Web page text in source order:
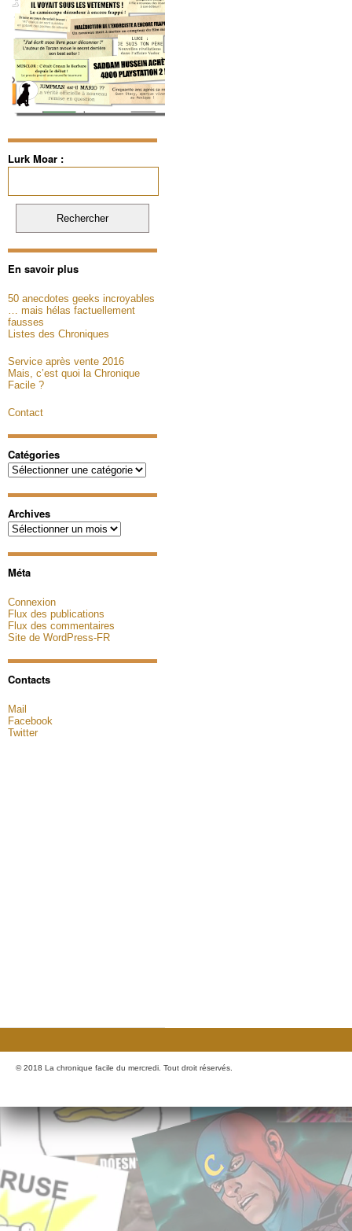
Lurk Moar :
En savoir plus
50 anecdotes geeks incroyables
… mais hélas factuellement
fausses
Listes des Chroniques
Service après vente 2016
Mais, c’est quoi la Chronique
Facile ?
Contact
Catégories
Catégories
Archives
Archives
Méta
Connexion
Flux des publications
Flux des commentaires
Site de WordPress-FR
Contacts
Mail
Facebook
Twitter
© 2018 La chronique facile du mercredi. Tout droit réservés.